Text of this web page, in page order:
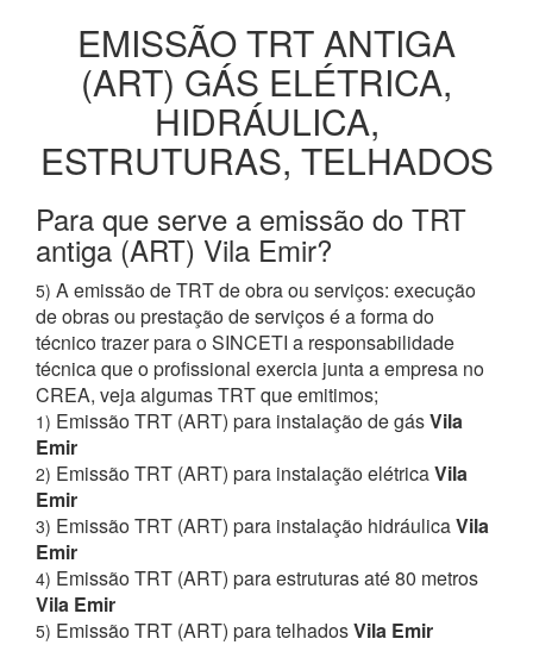
EMISSÃO TRT ANTIGA
(ART) GÁS ELÉTRICA,
HIDRÁULICA,
ESTRUTURAS, TELHADOS
Para que serve a emissão do TRT
antiga (ART) Vila Emir?
5) A emissão de TRT de obra ou serviços: execução
de obras ou prestação de serviços é a forma do
técnico trazer para o SINCETI a responsabilidade
técnica que o profissional exercia junta a empresa no
CREA, veja algumas TRT que emitimos;
1) Emissão TRT (ART) para instalação de gásVila
Emir
2) Emissão TRT (ART) para instalação elétricaVila
Emir
3) Emissão TRT (ART) para instalação hidráulicaVila
Emir
4) Emissão TRT (ART) para estruturas até 80 metros
Vila Emir
5) Emissão TRT (ART) para telhadosVila Emir